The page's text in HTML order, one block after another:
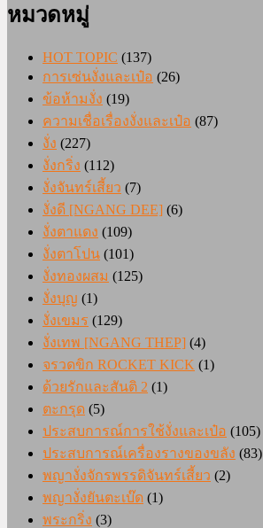
หมวดหมู่
HOT TOPIC (137)
การเซ่นงั่งและเป๋อ (26)
ข้อห้ามงั่ง (19)
ความเชื่อเรื่องงั่งและเป๋อ (87)
งั่ง (227)
งั่งกริ่ง (112)
งั่งจันทร์เสี้ยว (7)
งั่งดี [NGANG DEE] (6)
งั่งตาแดง (109)
งั่งตาโปน (101)
งั่งทองผสม (125)
งั่งบุญ (1)
งั่งเขมร (129)
งั่งเทพ [NGANG THEP] (4)
จรวดขิก ROCKET KICK (1)
ด้วยรักและสันติ 2 (1)
ตะกรุด (5)
ประสบการณ์การใช้งั่งและเป๋อ (105)
ประสบการณ์เครื่องรางของขลัง (83)
พญางั่งจักรพรรดิจันทร์เสี้ยว (2)
พญางั่งยันตะเบ๊ด (1)
พระกริ่ง (3)